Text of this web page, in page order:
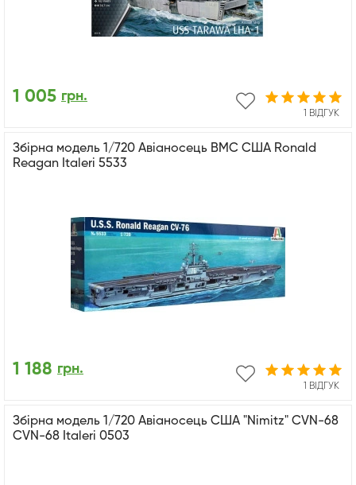
1 ВІДГУК
1 005 грн.
Збірна модель 1/720 Авіаносець ВМС США Ronald
Reagan Italeri 5533
1 ВІДГУК
1 188 грн.
Збірна модель 1/720 Авіаносець США "Nimitz" CVN-68
CVN-68 Italeri 0503